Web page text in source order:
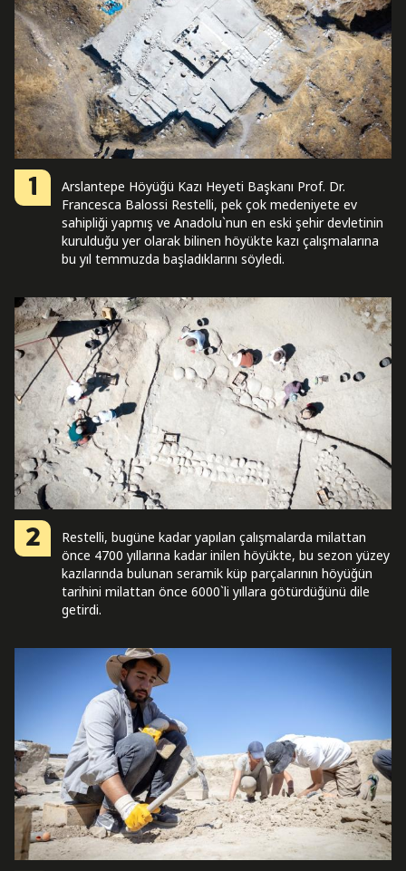
1
Arslantepe Höyüğü Kazı Heyeti Başkanı Prof. Dr.
Francesca Balossi Restelli, pek çok medeniyete ev
sahipliği yapmış ve Anadolu`nun en eski şehir devletinin
kurulduğu yer olarak bilinen höyükte kazı çalışmalarına
bu yıl temmuzda başladıklarını söyledi.
2
Restelli, bugüne kadar yapılan çalışmalarda milattan
önce 4700 yıllarına kadar inilen höyükte, bu sezon yüzey
kazılarında bulunan seramik küp parçalarının höyüğün
tarihini milattan önce 6000`li yıllara götürdüğünü dile
getirdi.